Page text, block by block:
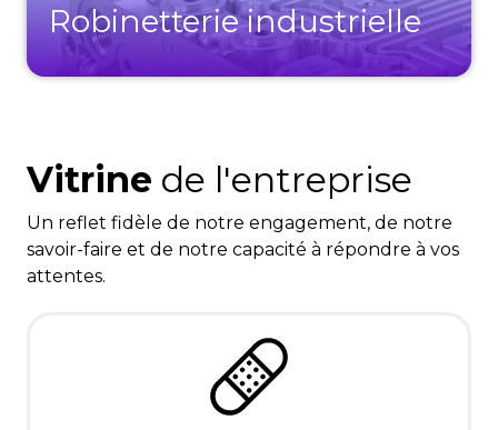
Robinetterie industrielle
Vitrine de l'entreprise
Un reflet fidèle de notre engagement, de notre
savoir-faire et de notre capacité à répondre à vos
attentes.